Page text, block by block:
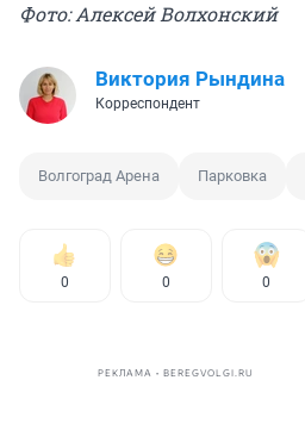
Фото: Алексей Волхонский
Виктория Рындина
Корреспондент
Волгоград Арена Парковка
0 0 0
РЕКЛАМА • BEREGVOLGI.RU